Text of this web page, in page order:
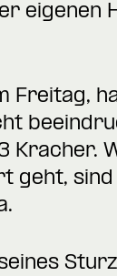
eigenen
Freitag,
Kracher.
geht,